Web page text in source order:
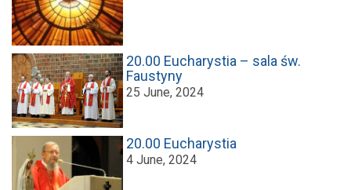
20.00 Eucharystia – sala św.
Faustyny
25 June, 2024
20.00 Eucharystia
4 June, 2024